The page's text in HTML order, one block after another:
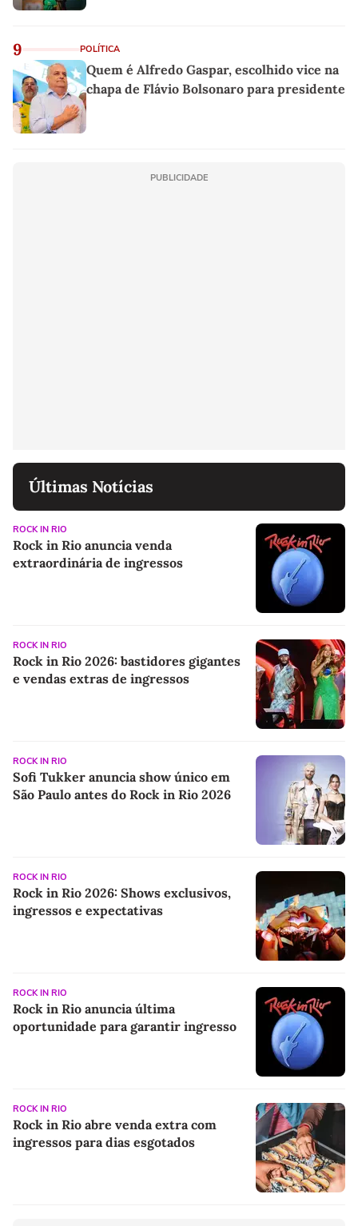
9 POLÍTICA
Quem é Alfredo Gaspar, escolhido vice na
chapa de Flávio Bolsonaro para presidente
PUBLICIDADE
Últimas Notícias
ROCK IN RIO
Rock in Rio anuncia venda
extraordinária de ingressos
ROCK IN RIO
Rock in Rio 2026: bastidores gigantes
e vendas extras de ingressos
ROCK IN RIO
Sofi Tukker anuncia show único em
São Paulo antes do Rock in Rio 2026
ROCK IN RIO
Rock in Rio 2026: Shows exclusivos,
ingressos e expectativas
ROCK IN RIO
Rock in Rio anuncia última
oportunidade para garantir ingresso
ROCK IN RIO
Rock in Rio abre venda extra com
ingressos para dias esgotados